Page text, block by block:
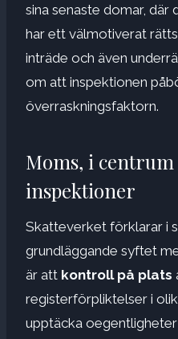
sina senaste domar, där
har ett välmotiverat
inträde och även
om att inspektionen
överraskningsfaktorn.
Moms, i
inspektioner
Skatteverket förklarar i
grundläggande syftet
är att kontroll på plats
registerförpliktelser i
upptäcka